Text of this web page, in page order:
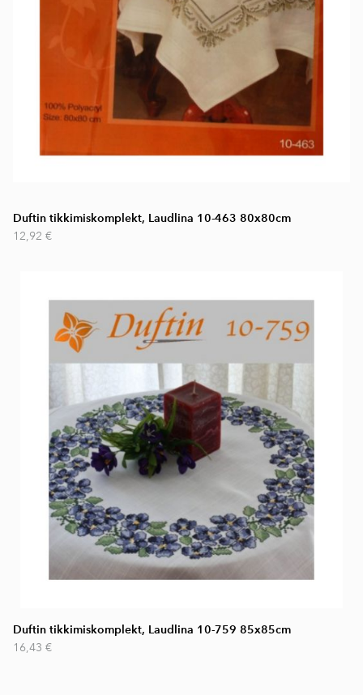
Duftin tikkimiskomplekt, Laudlina 10-463 80x80cm
12,92 €
Duftin tikkimiskomplekt, Laudlina 10-759 85x85cm
16,43 €